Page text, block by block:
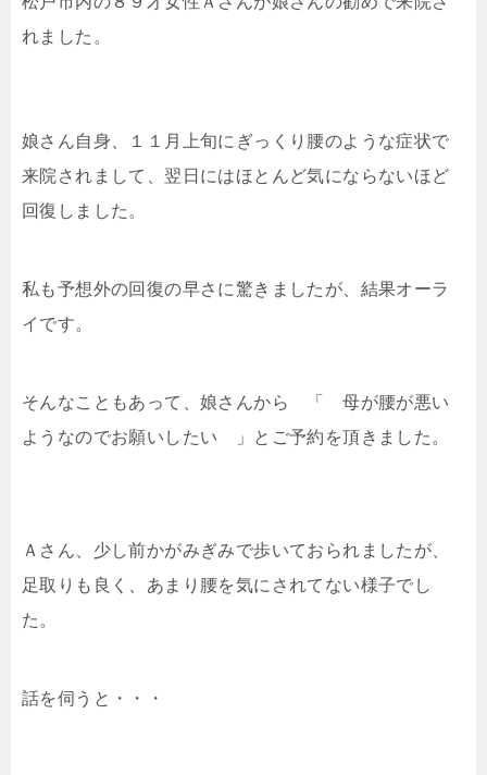
れました。
娘さん自身、１１月上旬にぎっくり腰のような症状で
来院されまして、翌日にはほとんど気にならないほど
回復しました。
私も予想外の回復の早さに驚きましたが、結果オーラ
イです。
そんなこともあって、娘さんから 「 母が腰が悪い
ようなのでお願いしたい 」とご予約を頂きました。
Ａさん、少し前かがみぎみで歩いておられましたが、
足取りも良く、あまり腰を気にされてない様子でし
た。
話を伺うと・・・